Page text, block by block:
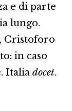
e di parte
lungo.
Cristoforo
in caso
Italia docet.